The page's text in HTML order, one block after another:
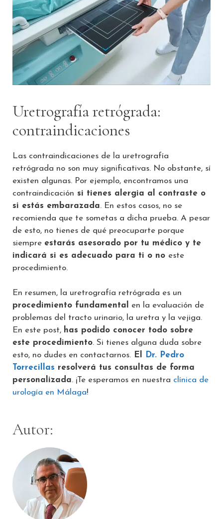
Uretrografía retrógrada:
contraindicaciones
Las contraindicaciones de la uretrografía
retrógrada no son muy significativas. No obstante, sí
existen algunas. Por ejemplo, encontramos una
contraindicación si tienes alergia al contraste o
si estás embarazada. En estos casos, no se
recomienda que te sometas a dicha prueba. A pesar
de esto, no tienes de qué preocuparte porque
siempre estarás asesorado por tu médico y te
indicará si es adecuado para ti o no este
procedimiento.
En resumen, la uretrografía retrógrada es un
procedimiento fundamental
en la evaluación de
problemas del tracto urinario, la uretra y la vejiga.
En este post, has podido conocer todo sobre
este procedimiento. Si tienes alguna duda sobre
esto, no dudes en contactarnos. El
Dr. Pedro
Torrecillas resolverá tus consultas de forma
personalizada. ¡Te esperamos en nuestra clínica de
urología en Málaga!
Autor: